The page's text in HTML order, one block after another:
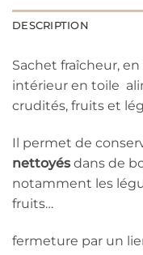
DESCRIPTION
Sachet fraîcheur,
intérieur en toile
crudités, fruits et
Il permet de
nettoyésdans de
notamment les
fruits…
fermeture par un